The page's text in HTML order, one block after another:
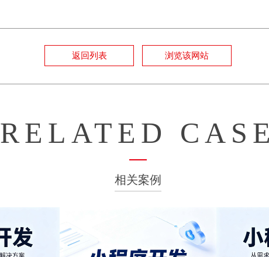
返回列表 浏览该网站
RELATED
相关案例